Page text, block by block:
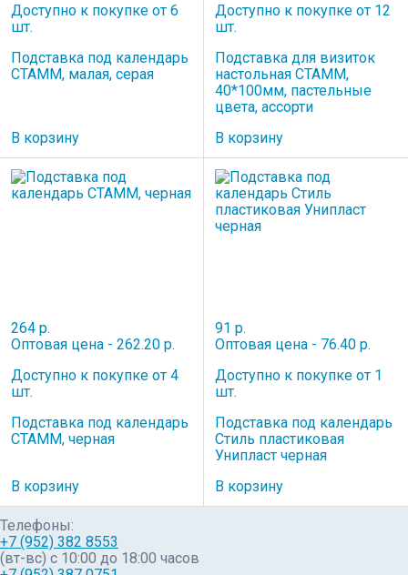
Доступно к покупке от 6
шт.
Подставка под календарь
СТАММ, малая, серая
В корзину
Доступно к покупке от 12
шт.
Подставка для визиток
настольная СТАММ,
40*100мм, пастельные
цвета, ассорти
В корзину
264 р.
Оптовая цена - 262.20 р.
Доступно к покупке от 4
шт.
Подставка под календарь
СТАММ, черная
В корзину
91 р.
Оптовая цена - 76.40 р.
Доступно к покупке от 1
шт.
Подставка под календарь
Стиль пластиковая
Унипласт черная
В корзину
Телефоны:
+7 (952) 382 8553
(вт-вс) c 10:00 до 18:00 часов